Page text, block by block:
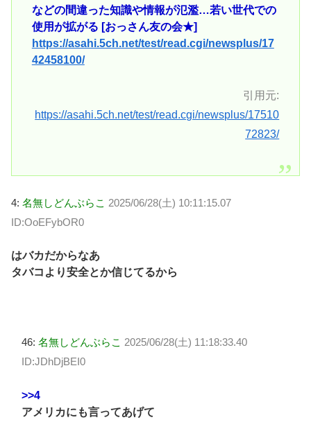
などの間違った知識や情報が氾濫…若い世代での
使用が拡がる [おっさん友の会★]
https://asahi.5ch.net/test/read.cgi/newsplus/17
42458100/
引用元:
https://asahi.5ch.net/test/read.cgi/newsplus/17510
72823/
4: 名無しどんぶらこ 2025/06/28(土) 10:11:15.07
ID:OoEFybOR0
はバカだからなあ
タバコより安全とか信じてるから
46: 名無しどんぶらこ 2025/06/28(土) 11:18:33.40
ID:JDhDjBEI0
>>4
アメリカにも言ってあげて